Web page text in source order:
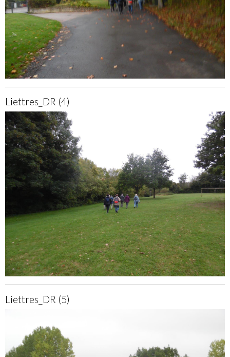
Liettres_DR (4)
Liettres_DR (5)